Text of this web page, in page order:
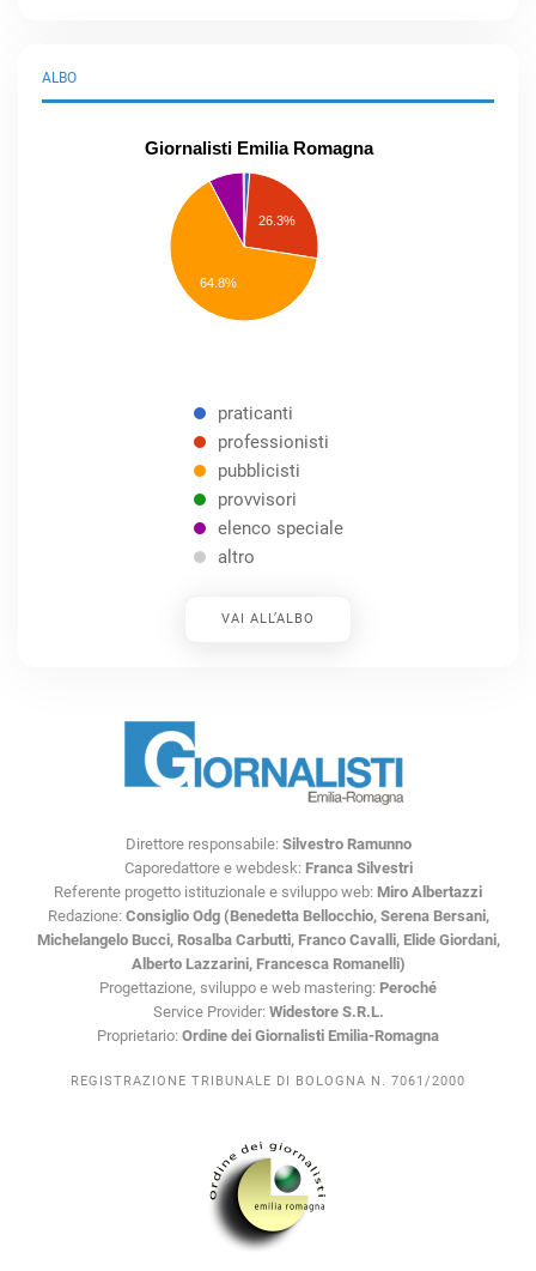
ALBO
Giornalisti Emilia Romagna
26.3%
64.8%
praticanti
professionisti
pubblicisti
provvisori
elenco speciale
altro
VAI ALL’ALBO
Direttore responsabile: Silvestro Ramunno
Caporedattore e webdesk: Franca Silvestri
Referente progetto istituzionale e sviluppo web: Miro Albertazzi
Redazione: Consiglio Odg (Benedetta Bellocchio, Serena Bersani,
Michelangelo Bucci, Rosalba Carbutti, Franco Cavalli, Elide Giordani,
Alberto Lazzarini, Francesca Romanelli)
Progettazione, sviluppo e web mastering: Peroché
Service Provider: Widestore S.R.L.
Proprietario: Ordine dei Giornalisti Emilia-Romagna
REGISTRAZIONE TRIBUNALE DI BOLOGNA N. 7061/2000